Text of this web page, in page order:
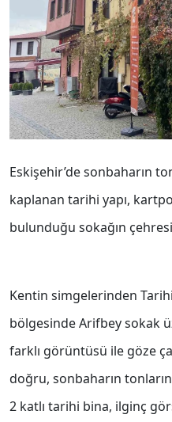
Eskişehir’de sonbaharın
kaplanan tarihi yapı,
bulunduğu sokağın
Kentin simgelerinden
bölgesinde Arifbey sokak
farklı görüntüsü ile göze
doğru, sonbaharın
2 katlı tarihi bina, ilginç